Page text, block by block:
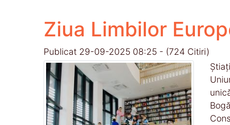
Ziua Limbilor
Publicat 29-09-2025 08:25 - (724 Citiri)